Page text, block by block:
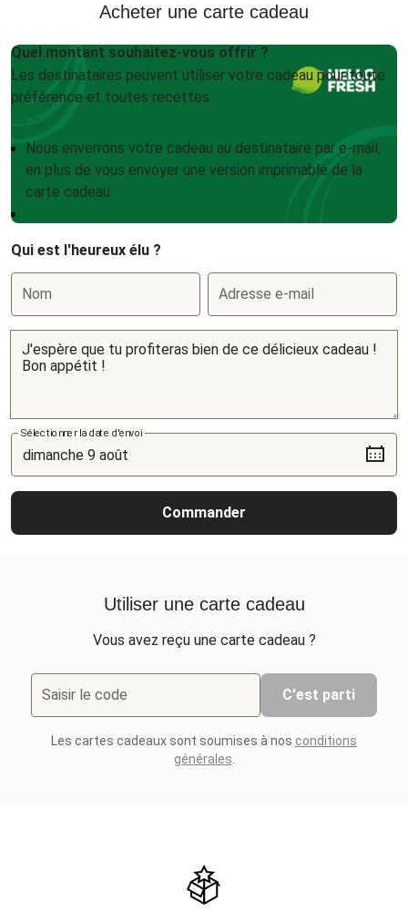
Acheter une carte cadeau
Quel montant souhaitez-vous offrir ?
Les destinataires peuvent utiliser votre cadeau pour toute
préférence et toutes recettes
Nous enverrons votre cadeau au destinataire par e-mail,
en plus de vous envoyer une version imprimable de la
carte cadeau
Qui est l'heureux élu ?
Nom Adresse e-mail
Sélectionner la date d'envoi
Commander
Utiliser une carte cadeau
Vous avez reçu une carte cadeau ?
Saisir le code C'est parti
Les cartes cadeaux sont soumises à nos conditions
générales